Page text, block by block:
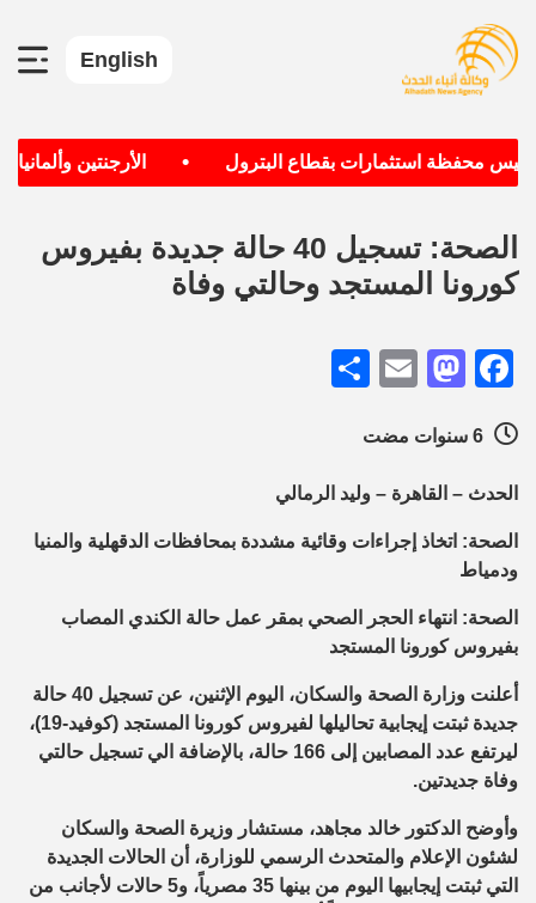
English
محفظة استثمارات بقطاع البترول الأرجنتين وألمانيا
الصحة: تسجيل 40 حالة جديدة بفيروس
كورونا المستجد وحالتي وفاة
Facebook
Mastodon
Email
الحدث – القاهرة – وليد الرمالي
الصحة: اتخاذ إجراءات وقائية مشددة بمحافظات الدقهلية والمنيا
ودمياط
الصحة: انتهاء الحجر الصحي بمقر عمل حالة الكندي المصاب
بفيروس كورونا المستجد
أعلنت وزارة الصحة والسكان، اليوم الإثنين، عن تسجيل 40 حالة
جديدة ثبتت إيجابية تحاليلها لفيروس كورونا المستجد (كوفيد-19)،
ليرتفع عدد المصابين إلى 166 حالة، بالإضافة الي تسجيل حالتي
وفاة جديدتين.
وأوضح الدكتور خالد مجاهد، مستشار وزيرة الصحة والسكان
لشئون الإعلام والمتحدث الرسمي للوزارة، أن الحالات الجديدة
التي ثبتت إيجابيها اليوم من بينها 35 مصرياً، و5 حالات لأجانب من